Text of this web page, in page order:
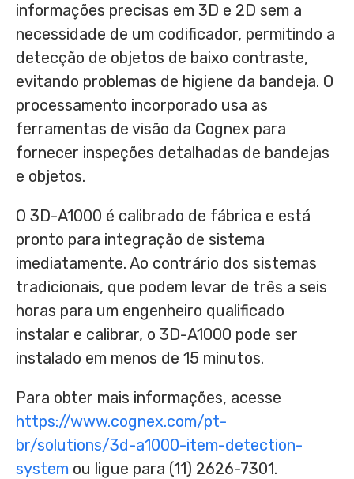
informações precisas em 3D e 2D sem a
necessidade de um codificador, permitindo a
detecção de objetos de baixo contraste,
evitando problemas de higiene da bandeja. O
processamento incorporado usa as
ferramentas de visão da Cognex para
fornecer inspeções detalhadas de bandejas
e objetos.
O 3D-A1000 é calibrado de fábrica e está
pronto para integração de sistema
imediatamente. Ao contrário dos sistemas
tradicionais, que podem levar de três a seis
horas para um engenheiro qualificado
instalar e calibrar, o 3D-A1000 pode ser
instalado em menos de 15 minutos.
Para obter mais informações, acesse
https://www.cognex.com/pt-
br/solutions/3d-a1000-item-detection-
system ou ligue para (11) 2626-7301.